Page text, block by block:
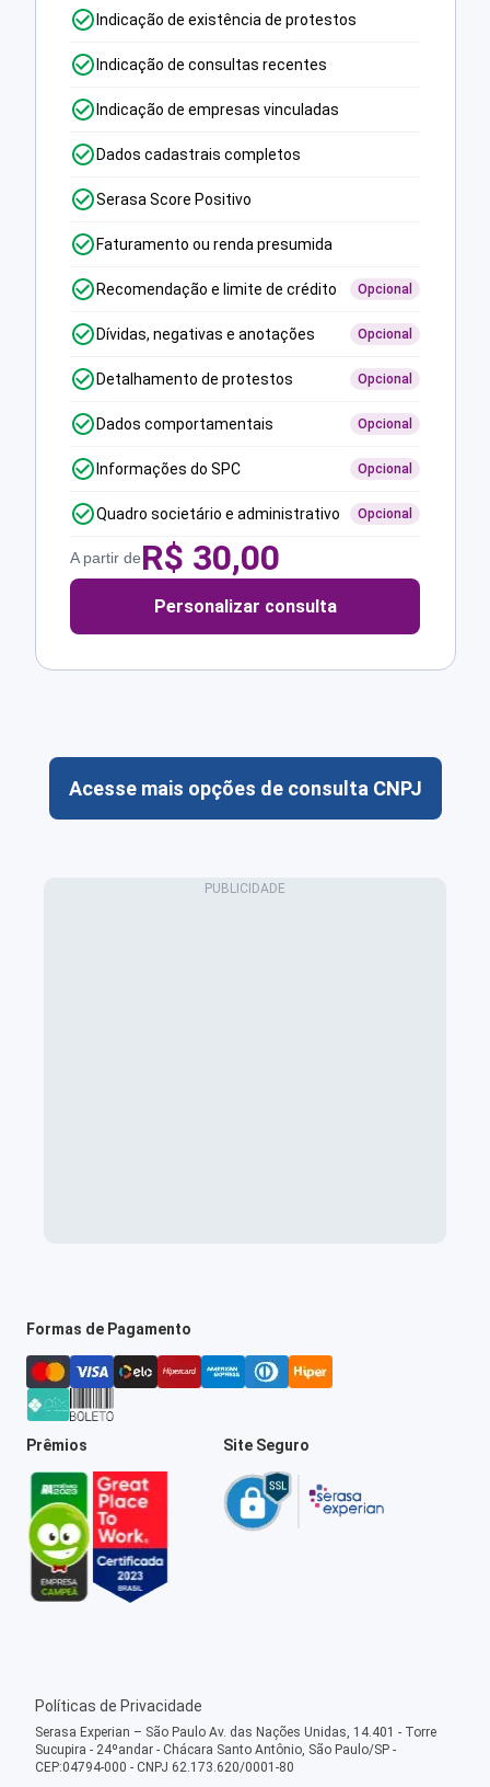
Indicação de existência de protestos
Indicação de consultas recentes
Indicação de empresas vinculadas
Dados cadastrais completos
Serasa Score Positivo
Faturamento ou renda presumida
Recomendação e limite de crédito Opcional
Dívidas, negativas e anotações Opcional
Detalhamento de protestos Opcional
Dados comportamentais Opcional
Informações do SPC Opcional
Quadro societário e administrativo Opcional
A partir deR$ 30,00
Personalizar consulta
Acesse mais opções de consulta CNPJ
Formas de Pagamento
Prêmios Site Seguro
Políticas de Privacidade
Serasa Experian – São Paulo Av. das Nações Unidas, 14.401 - Torre
Sucupira - 24ºandar - Chácara Santo Antônio, São Paulo/SP -
CEP:04794-000 - CNPJ 62.173.620/0001-80